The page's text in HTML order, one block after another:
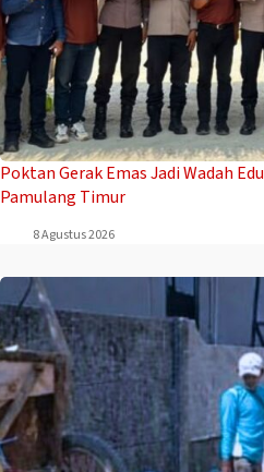
Poktan Gerak Emas Jadi Wadah
Pamulang Timur
8 Agustus 2026